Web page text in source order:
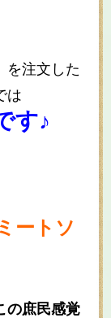
を注文した
は
す♪
ートソ
の庶民感覚